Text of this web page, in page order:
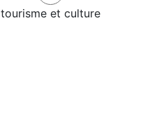
tourisme et culture